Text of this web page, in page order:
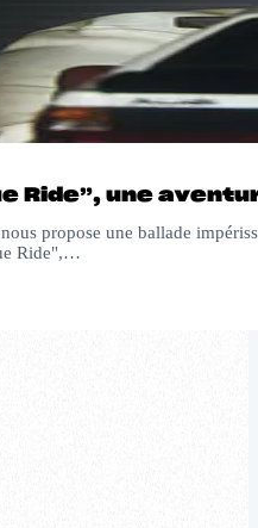
Ride”, une
propose une ballade
Ride",…